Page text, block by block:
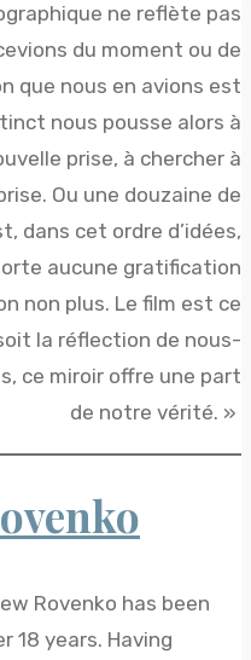
ne reflète pas
du moment ou de
que nous en avions est
nous pousse alors à
prise, à chercher à
Ou une douzaine de
dans cet ordre d’idées,
aucune gratification
non plus. Le film est ce
la réflection de nous-
ce miroir offre une part
de notre vérité. »
Rovenko has been
18 years. Having